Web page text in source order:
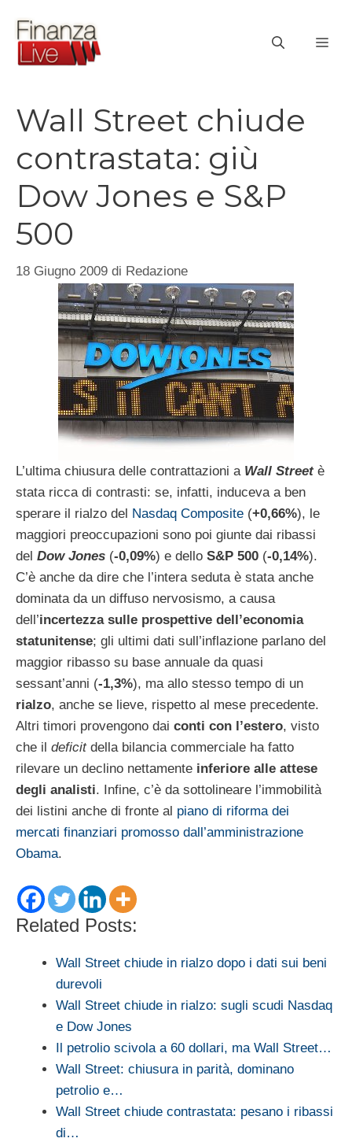
contenuto
Wall Street chiude
contrastata: giù
Dow Jones e S&P
500
18 Giugno 2009 di Redazione
L’ultima chiusura delle contrattazioni a Wall Streetè
stata ricca di contrasti: se, infatti, induceva a ben
sperare il rialzo del Nasdaq Composite (+0,66%), le
maggiori preoccupazioni sono poi giunte dai ribassi
del Dow Jones (-0,09%) e dello S&P 500 (-0,14%).
C’è anche da dire che l’intera seduta è stata anche
dominata da un diffuso nervosismo, a causa
dell’incertezza sulle prospettive dell’economia
statunitense; gli ultimi dati sull’inflazione parlano del
maggior ribasso su base annuale da quasi
sessant’anni (-1,3%), ma allo stesso tempo di un
rialzo, anche se lieve, rispetto al mese precedente.
Altri timori provengono dai conti con l’estero, visto
che il deficitdella bilancia commerciale ha fatto
rilevare un declino nettamente inferiore alle attese
degli analisti. Infine, c’è da sottolineare l’immobilità
dei listini anche di fronte al piano di riforma dei
mercati finanziari promosso dall’amministrazione
Obama.
Related Posts:
Wall Street chiude in rialzo dopo i dati sui beni
durevoli
Wall Street chiude in rialzo: sugli scudi Nasdaq
e Dow Jones
Il petrolio scivola a 60 dollari, ma Wall Street…
Wall Street: chiusura in parità, dominano
petrolio e…
Wall Street chiude contrastata: pesano i ribassi
di…